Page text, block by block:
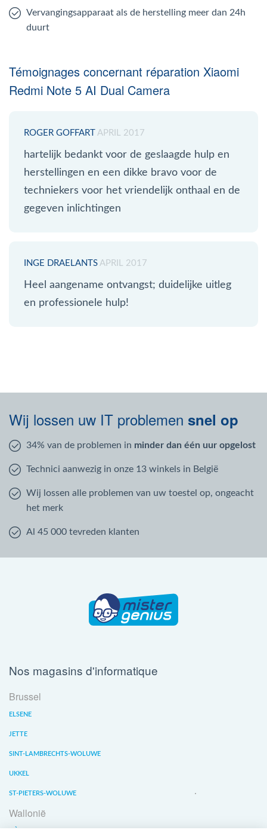
Vervangingsapparaat als de herstelling meer dan 24h
duurt
Témoignages concernant réparation Xiaomi
Redmi Note 5 AI Dual Camera
ROGER GOFFART APRIL 2017
hartelijk bedankt voor de geslaagde hulp en
herstellingen en een dikke bravo voor de
techniekers voor het vriendelijk onthaal en de
gegeven inlichtingen
INGE DRAELANTS APRIL 2017
Heel aangename ontvangst; duidelijke uitleg
en professionele hulp!
Wij lossen uw IT problemen snel op
34% van de problemen in minder dan één uur opgelost
Technici aanwezig in onze 13 winkels in België
Wij lossen alle problemen van uw toestel op, ongeacht
het merk
Al 45 000 tevreden klanten
Nos magasins d'informatique
Brussel
ELSENE
JETTE
SINT-LAMBRECHTS-WOLUWE
UKKEL
ST-PIETERS-WOLUWE
Wallonië